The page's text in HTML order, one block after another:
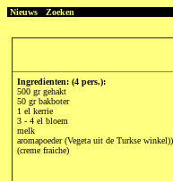
Nieuws Zoeken
Ingredienten: (4 pers.):
500 gr gehakt
50 gr bakboter
1 el kerrie
3 - 4 el bloem
melk
aromapoeder (Vegeta uit de Turkse winkel))
(creme fraiche)